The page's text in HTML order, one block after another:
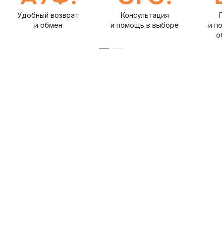
Удобный возврат
и обмен
Консультация
и помощь в выборе
и